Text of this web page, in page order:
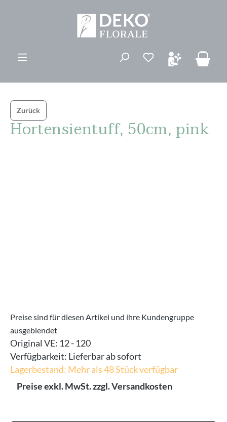
Du hast 0
Zurück
Hortensientuff, 50cm, pink
Preise sind für diesen Artikel und ihre Kundengruppe
ausgeblendet
Original VE: 12 - 120
Verfügbarkeit: Lieferbar ab sofort
Lagerbestand: Mehr als 48 Stück verfügbar
Preise exkl. MwSt. zzgl. Versandkosten